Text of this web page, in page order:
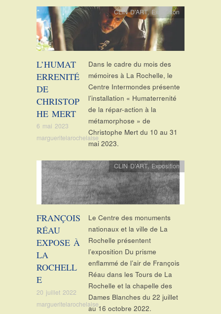
L’HUMAT
ERRENITÉ
DE
CHRISTOP
HE MERT
6 mai 2023
margueritelarochelaise
CLIN D'ART,Exposition
Dans le cadre du mois des
mémoires à La Rochelle, le
Centre Intermondes présente
l’installation « Humaterrenité
de la répar-action à la
métamorphose » de
Christophe Mert du 10 au 31
mai 2023.
FRANÇOIS
RÉAU
EXPOSE À
LA
ROCHELL
E
20 juillet 2022
margueritelarochelaise
CLIN D'ART,Exposition
Le Centre des monuments
nationaux et la ville de La
Rochelle présentent
l’exposition Du prisme
enflammé de l’air de François
Réau dans les Tours de La
Rochelle et la chapelle des
Dames Blanches du 22 juillet
au 16 octobre 2022.